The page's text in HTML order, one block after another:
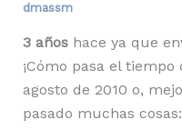
dmassm
3 añoshace ya que
¡Cómo pasa el
agosto de 2010 o,
pasado muchas